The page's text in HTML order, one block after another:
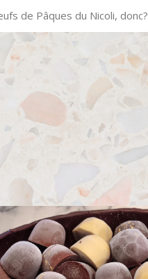
de Pâques du Nicoli, donc?